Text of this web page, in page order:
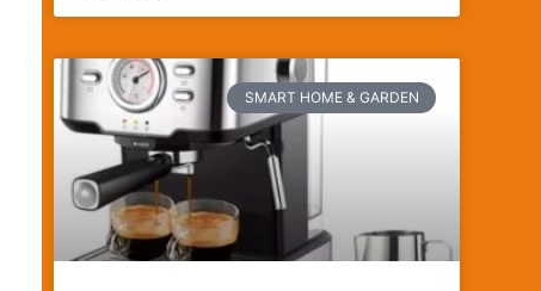
SMART HOME & GARDEN